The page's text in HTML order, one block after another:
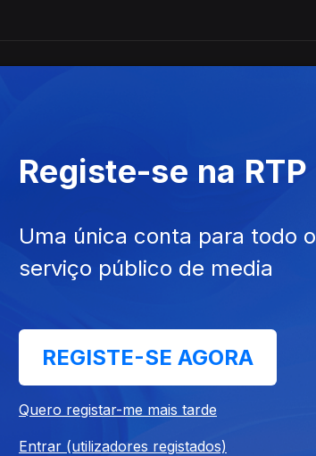
Registe-se na RTP
Uma única conta para todo o
serviço público de media
REGISTE-SE AGORA
Quero registar-me mais tarde
Entrar (utilizadores registados)